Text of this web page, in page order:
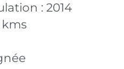
: 2014
kms